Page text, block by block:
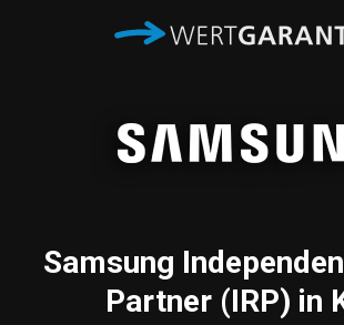
Samsung
Partner (IRP) in